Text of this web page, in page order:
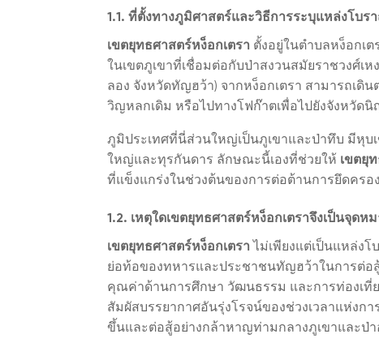
1.1. ที่ตั้งทางภูมิศาสตร์และวิธีการระบุแหล่งโบร
เขตยุทธศาสตร์หง็อกเตรา ตั้งอยู่ในตำบลหง็อกเ
ในเขตภูเขาที่เชื่อมต่อกับป่าสงวนสมัยราชวงศ์เ
ลอง จังหวัดทัญฮว้า) จากหง็อกเตรา สามารถเดิ
วิญหลกเดิม หรือไปทางโฟก๊าตเพื่อไปยังจังหวัด
ภูมิประเทศที่นี่ส่วนใหญ่เป็นภูเขาและป่าทึบ มีหุบ
ใหญ่และทุรกันดาร ลักษณะนี้เองที่ช่วยให้ เขตยุ
ที่แข็งแกร่งในช่วงต้นของการต่อต้านการยึดครอ
1.2. เหตุใดเขตยุทธศาสตร์หง็อกเตราจึงเป็นจุด
เขตยุทธศาสตร์หง็อกเตรา ไม่เพียงแต่เป็นแหล่ง
ย่อท้อของทหารและประชาชนทัญฮว้าในการต่อ
คุณค่าด้านการศึกษา วัฒนธรรม และการท่องเที่ย
สัมผัสบรรยากาศอันรุ่งโรจน์ของช่วงเวลาแห่งก
ขึ้นและต่อสู้อย่างกล้าหาญท่ามกลางภูเขาและป่